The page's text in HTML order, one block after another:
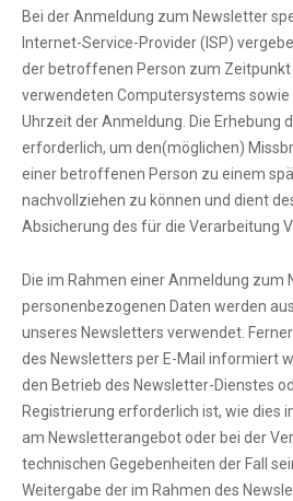
Bei der Anmeldung zum Newsletter
Internet-Service-Provider (ISP)
der betroffenen Person zum
verwendeten Computersystems sowie
Uhrzeit der Anmeldung. Die Erhebung
erforderlich, um den(möglichen)
einer betroffenen Person zu einem
nachvollziehen zu können und dient
Absicherung des für die Verarbeitung
Die im Rahmen einer Anmeldung zum
personenbezogenen Daten werden
unseres Newsletters verwendet.
des Newsletters per E-Mail informiert
den Betrieb des Newsletter-Dienstes
Registrierung erforderlich ist, wie dies
am Newsletterangebot oder bei der
technischen Gegebenheiten der Fall
Weitergabe der im Rahmen des